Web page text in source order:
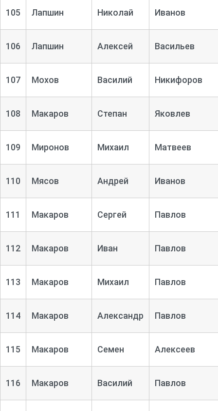
105 Лапшин Николай Иванов
106 Лапшин Алексей Васильев
107 Мохов Василий Никифоров
108 Макаров Степан Яковлев
109 Миронов Михаил Матвеев
110 Мясов Андрей Иванов
111 Макаров Сергей Павлов
112 Макаров Иван Павлов
113 Макаров Михаил Павлов
114 Макаров Александр Павлов
115 Макаров Семен Алексеев
116 Макаров Василий Павлов